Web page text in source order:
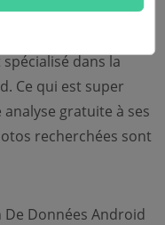
Récupération De
dans la
Ce qui est super
analyse gratuite à ses
recherchées sont
Données Android